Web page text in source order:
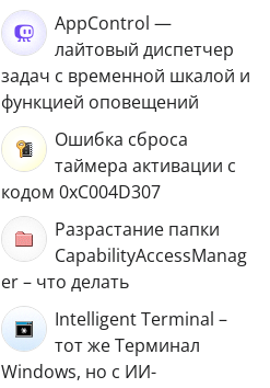
AppControl —
лайтовый диспетчер
задач с временной шкалой и
функцией оповещений
Ошибка сброса
таймера активации с
кодом 0xC004D307
Разрастание папки
CapabilityAccessManag
er – что делать
Intelligent Terminal –
тот же Терминал
Windows, но с ИИ-